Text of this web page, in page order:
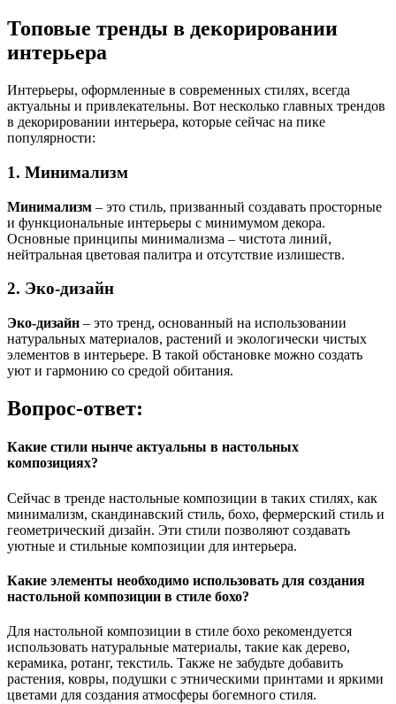
Топовые тренды в декорировании
интерьера
Интерьеры, оформленные в современных стилях, всегда
актуальны и привлекательны. Вот несколько главных трендов
в декорировании интерьера, которые сейчас на пике
популярности:
1. Минимализм
Минимализм – это стиль, призванный создавать просторные
и функциональные интерьеры с минимумом декора.
Основные принципы минимализма – чистота линий,
нейтральная цветовая палитра и отсутствие излишеств.
2. Эко-дизайн
Эко-дизайн – это тренд, основанный на использовании
натуральных материалов, растений и экологически чистых
элементов в интерьере. В такой обстановке можно создать
уют и гармонию со средой обитания.
Вопрос-ответ:
Какие стили нынче актуальны в настольных
композициях?
Сейчас в тренде настольные композиции в таких стилях, как
минимализм, скандинавский стиль, бохо, фермерский стиль и
геометрический дизайн. Эти стили позволяют создавать
уютные и стильные композиции для интерьера.
Какие элементы необходимо использовать для создания
настольной композиции в стиле бохо?
Для настольной композиции в стиле бохо рекомендуется
использовать натуральные материалы, такие как дерево,
керамика, ротанг, текстиль. Также не забудьте добавить
растения, ковры, подушки с этническими принтами и яркими
цветами для создания атмосферы богемного стиля.